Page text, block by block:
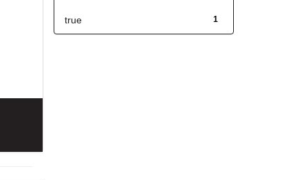
1
true